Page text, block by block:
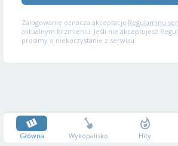
Zalogowanie oznacza akceptację Regulaminu
aktualnym brzmieniu. Jeśli nie akceptujesz
prosimy o niekorzystanie z serwisu.
Główna Wykopalisko Hity